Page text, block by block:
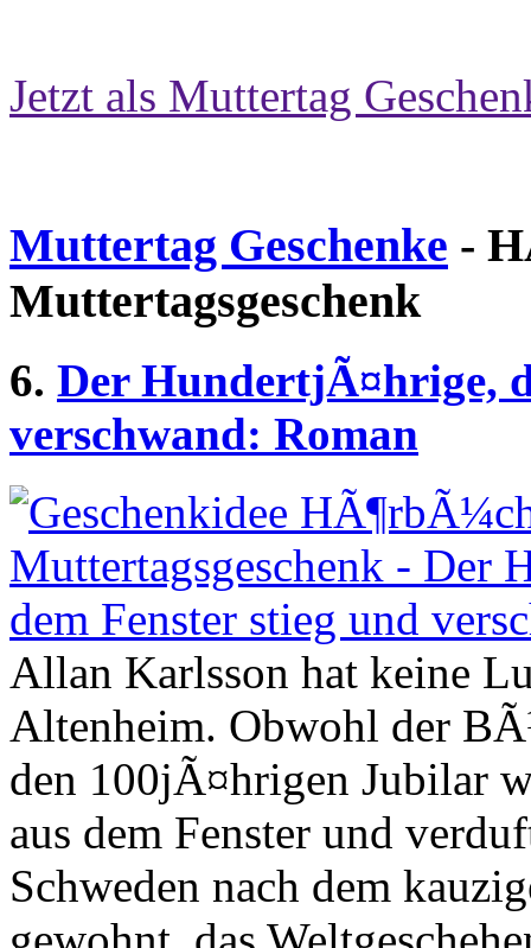
Jetzt als Muttertag
Muttertag Geschenke -
Muttertagsgeschenk
6. Der HundertjÃ¤hrige,
verschwand: Roman
Allan Karlsson hat keine
Altenheim. Obwohl der
den 100jÃ¤hrigen Jubilar
aus dem Fenster und
Schweden nach dem